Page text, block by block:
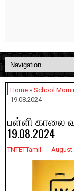
Home » School
19.08.2024
பள்ளி காலை
19.08.2024
TNTETTamil August